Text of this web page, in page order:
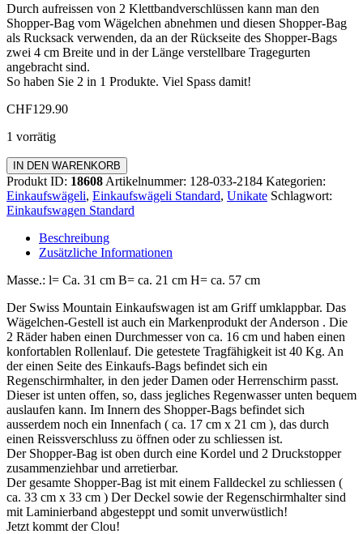
Durch aufreissen von 2 Klettbandverschlüssen kann man den
Shopper-Bag vom Wägelchen abnehmen und diesen Shopper-Bag
als Rucksack verwenden, da an der Rückseite des Shopper-Bags
zwei 4 cm Breite und in der Länge verstellbare Tragegurten
angebracht sind.
So haben Sie 2 in 1 Produkte. Viel Spass damit!
CHF129.90
1 vorrätig
Einkaufswagen
Standard
Menge
IN DEN WARENKORB
Produkt ID: 18608 Artikelnummer: 128-033-2184 Kategorien:
Einkaufswägeli, Einkaufswägeli Standard, Unikate Schlagwort:
Einkaufswagen Standard
Beschreibung
Zusätzliche Informationen
Masse.: l= Ca. 31 cm B= ca. 21 cm H= ca. 57 cm
Der Swiss Mountain Einkaufswagen ist am Griff umklappbar. Das
Wägelchen-Gestell ist auch ein Markenprodukt der Anderson . Die
2 Räder haben einen Durchmesser von ca. 16 cm und haben einen
konfortablen Rollenlauf. Die getestete Tragfähigkeit ist 40 Kg. An
der einen Seite des Einkaufs-Bags befindet sich ein
Regenschirmhalter, in den jeder Damen oder Herrenschirm passt.
Dieser ist unten offen, so, dass jegliches Regenwasser unten bequem
auslaufen kann. Im Innern des Shopper-Bags befindet sich
ausserdem noch ein Innenfach ( ca. 17 cm x 21 cm ), das durch
einen Reissverschluss zu öffnen oder zu schliessen ist.
Der Shopper-Bag ist oben durch eine Kordel und 2 Druckstopper
zusammenziehbar und arretierbar.
Der gesamte Shopper-Bag ist mit einem Falldeckel zu schliessen (
ca. 33 cm x 33 cm ) Der Deckel sowie der Regenschirmhalter sind
mit Laminierband abgesteppt und somit unverwüstlich!
Jetzt kommt der Clou!